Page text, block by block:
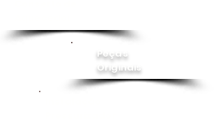
Peças
Originais